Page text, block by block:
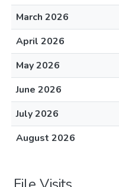
March 2026
April 2026
May 2026
June 2026
July 2026
August 2026